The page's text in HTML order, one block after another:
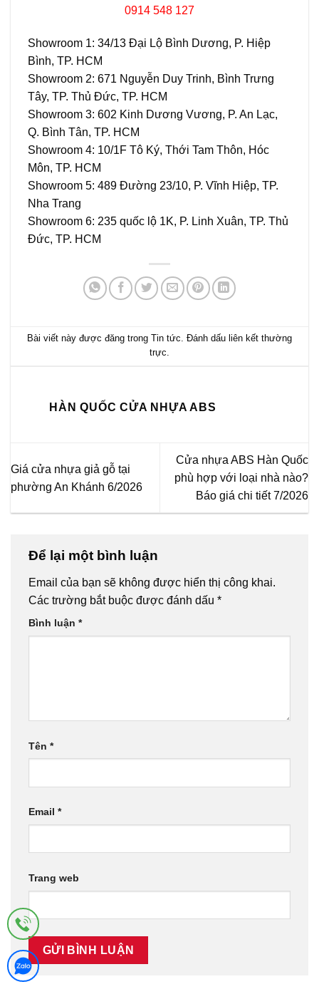
0914 548 127
Showroom 1: 34/13 Đại Lộ Bình Dương, P. Hiệp
Bình, TP. HCM
Showroom 2: 671 Nguyễn Duy Trinh, Bình Trưng
Tây, TP. Thủ Đức, TP. HCM
Showroom 3: 602 Kinh Dương Vương, P. An Lạc,
Q. Bình Tân, TP. HCM
Showroom 4: 10/1F Tô Ký, Thới Tam Thôn, Hóc
Môn, TP. HCM
Showroom 5: 489 Đường 23/10, P. Vĩnh Hiệp, TP.
Nha Trang
Showroom 6: 235 quốc lộ 1K, P. Linh Xuân, TP. Thủ
Đức, TP. HCM
Bài viết này được đăng trong Tin tức. Đánh dấu liên kết thường
trực.
HÀN QUỐC CỬA NHỰA ABS
Giá cửa nhựa giả gỗ tại
phường An Khánh 6/2026
Cửa nhựa ABS Hàn Quốc
phù hợp với loại nhà nào?
Báo giá chi tiết 7/2026
Để lại một bình luận
Email của bạn sẽ không được hiển thị công khai.
Các trường bắt buộc được đánh dấu *
Bình luận *
Tên *
Email *
Trang web